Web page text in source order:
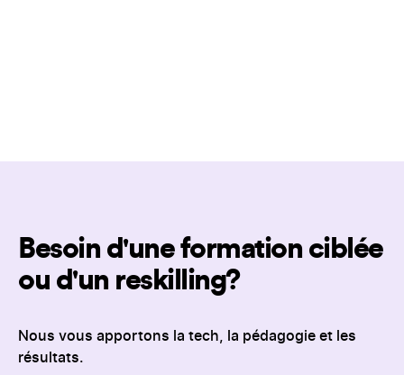
Besoin d'une formation ciblée
ou d'un reskilling?
Nous vous apportons la tech, la pédagogie et les
résultats.